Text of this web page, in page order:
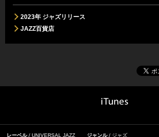
2023年 ジャズリリース
JAZZ百貨店
レーベル UNIVERSAL JAZZ ジャンル ジャズ